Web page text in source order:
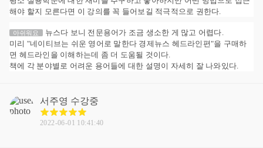
해야 할지 모른다면 이 강의를 꼭 들어보길 적극적으로 권한다.
아쉬워요
뉴스다 보니 전문용어가 조금 생소한 게 많고 어렵다.
미리 "네이티브는 쉬운 영어로 말한다 경제뉴스 헤드라인편"을 구매하
면 헤드라인을 이해하는데 좀 더 도움될 것이다.
책에 각 분야별로 어려운 용어들에 대한 설명이 자세히 잘 나와있다.
서주영 수강중
2022-06-01 10:41:40